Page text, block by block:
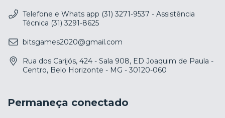
Telefone e Whats app (31) 3271-9537 - Assistência
Técnica (31) 3291-8625
bitsgames2020@gmail.com
Rua dos Carijós, 424 - Sala 908, ED Joaquim de Paula -
Centro, Belo Horizonte - MG - 30120-060
Permaneça conectado